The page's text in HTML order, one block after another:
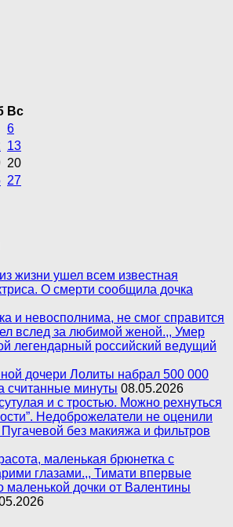
Вс
6
13
20
27
жизни ушел всем известная
О смерти сообщила дочка
и невосполнима, не смог справится
вслед за любимой женой.,, Умер
легендарный российский ведущий
дочери Лолиты набрал 500 000
считанные минуты 08.05.2026
и с тростью. Можно рехнуться
Недоброжелатели не оценили
без макияжа и фильтров
маленькая брюнетка с
глазами.,, Тимати впервые
маленькой дочки от Валентины